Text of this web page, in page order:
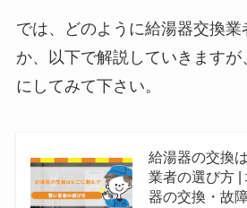
では、どのように給湯器交換
か、以下で解説していきます
にしてみて下さい。
給湯器の交換
業者の選び方 |
器の交換・故